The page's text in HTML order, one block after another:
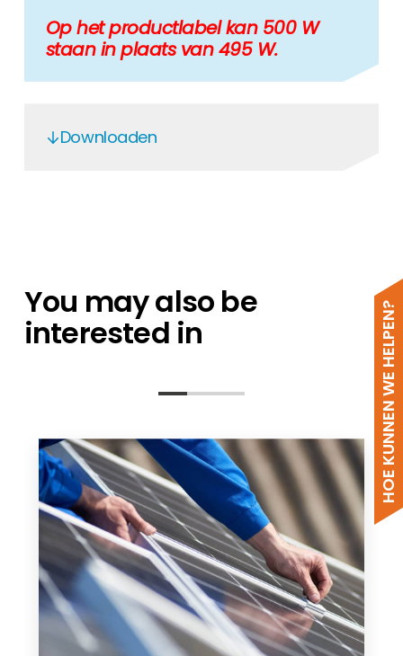
HOE KUNNEN WE HELPEN?
Op het productlabel kan 500 W
staan in plaats van 495 W.
Downloaden
IEC61701 - Salt Mist
JA Solar ITS Traceability Overview
You may also be
interested in